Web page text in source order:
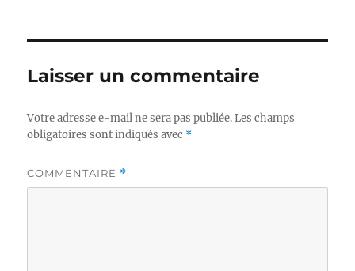
Laisser un commentaire
Votre adresse e-mail ne sera pas publiée. Les champs
obligatoires sont indiqués avec *
COMMENTAIRE *